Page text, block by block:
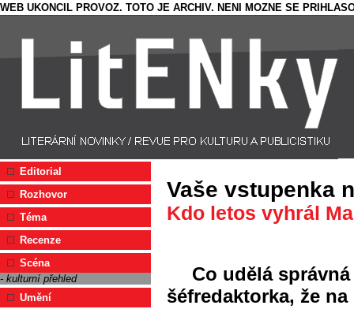
WEB UKONCIL PROVOZ. TOTO JE ARCHIV. NENI MOZNE SE
Editorial
Rozhovor
Téma
Recenze
Scéna
- kulturní přehled
Umění
Vaše vstupenka
Kdo letos vyhrál
Co udělá
šéfredaktorka, že